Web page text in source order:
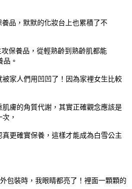
品，默默的化妝台上也累積了不
保養品，從輕熟齡到熟齡肌都能
。
被家人們用凹凹了！因為家裡女生比較
膚的角質代謝，其實正確觀念應該是
，
更確實保養，這樣才能成為白雪公主
包裝時，我眼睛都亮了！裡面一顆顆的